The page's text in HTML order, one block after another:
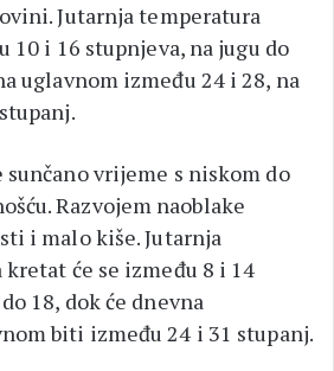
Jutarnja temperatura
10 i 16 stupnjeva, na jugu do
uglavnom između 24 i 28, na
sunčano vrijeme s niskom do
Razvojem naoblake
i malo kiše. Jutarnja
će se između 8 i 14
18, dok će dnevna
biti između 24 i 31 stupanj.